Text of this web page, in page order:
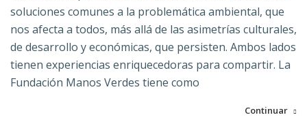
soluciones comunes a la problemática ambiental, que
nos afecta a todos, más allá de las asimetrías culturales,
de desarrollo y económicas, que persisten. Ambos lados
tienen experiencias enriquecedoras para compartir. La
Fundación Manos Verdes tiene como
Continuar